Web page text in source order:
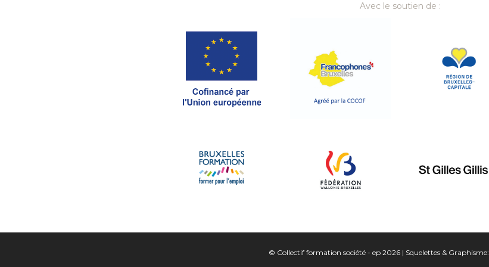
Avec le soutien de :
© Collectif formation société - ep 2026 | Squelettes & Graphisme: